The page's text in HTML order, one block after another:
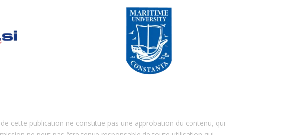
cette publication ne constitue pas une approbation du contenu, qui